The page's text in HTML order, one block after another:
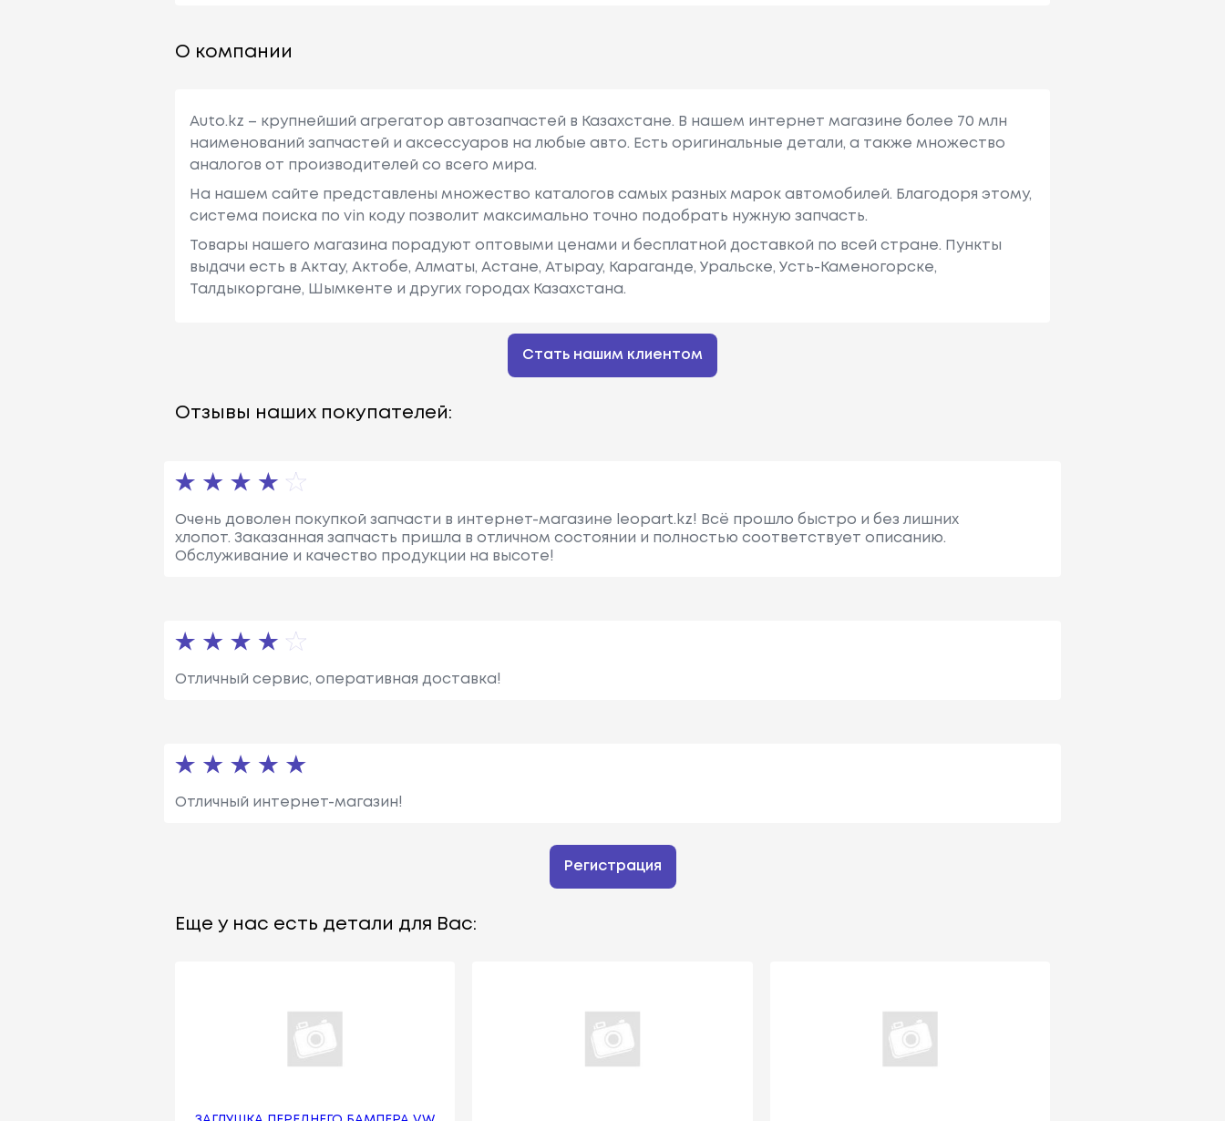
О компании
Auto.kz – крупнейший агрегатор автозапчастей в Казахстане. В нашем интернет магазине более 70 млн
наименований запчастей и аксессуаров на любые авто. Есть оригинальные детали, а также множество
аналогов от производителей со всего мира.
На нашем сайте представлены множество каталогов самых разных марок автомобилей. Благодоря этому,
система поиска по vin коду позволит максимально точно подобрать нужную запчасть.
Товары нашего магазина порадуют оптовыми ценами и бесплатной доставкой по всей стране. Пункты
выдачи есть в Актау, Актобе, Алматы, Астане, Атырау, Караганде, Уральске, Усть-Каменогорске,
Талдыкоргане, Шымкенте и других городах Казахстана.
Стать нашим клиентом
Отзывы наших покупателей:
Очень доволен покупкой запчасти в интернет-магазине leopart.kz! Всё прошло быстро и без лишних
хлопот. Заказанная запчасть пришла в отличном состоянии и полностью соответствует описанию.
Обслуживание и качество продукции на высоте!
Отличный сервис, оперативная доставка!
Отличный интернет-магазин!
Регистрация
Еще у нас есть детали для Вас: